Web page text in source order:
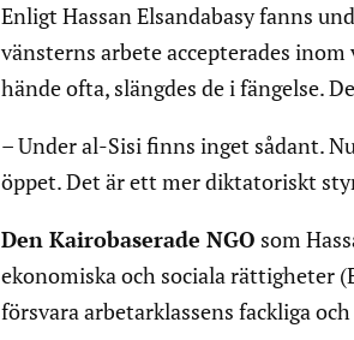
Enligt Hassan Elsandabasy fanns
vänsterns arbete accepterades
hände ofta, slängdes de i fängelse.
– Under al-Sisi finns inget sådant.
öppet. Det är ett mer diktatoriskt
Den Kairobaserade NGO som
ekonomiska och sociala rättigheter
försvara arbetarklassens fackliga